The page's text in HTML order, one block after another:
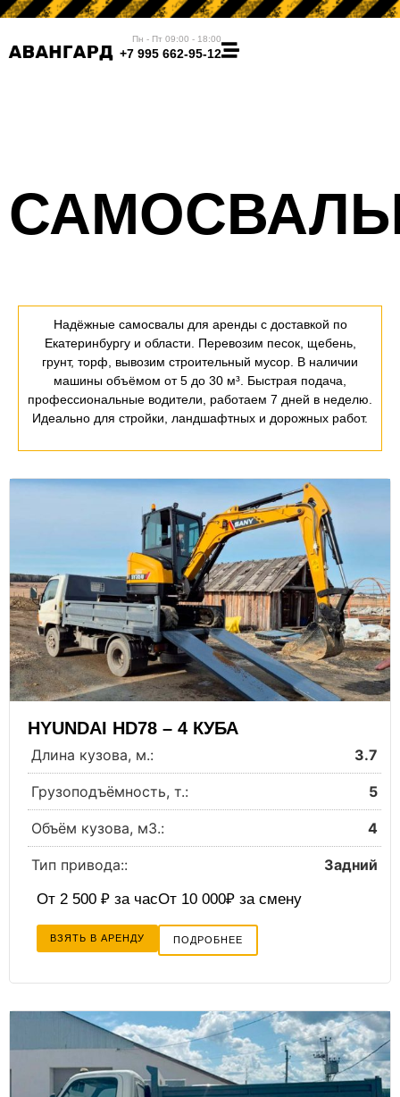
Пн - Пт 09:00 - 18:00
+7 995 662-95-12
Надёжные самосвалы для аренды с доставкой по
Екатеринбургу и области. Перевозим песок, щебень,
грунт, торф, вывозим строительный мусор. В наличии
машины объёмом от 5 до 30 м³. Быстрая подача,
профессиональные водители, работаем 7 дней в неделю.
Идеально для стройки, ландшафтных и дорожных работ.
HYUNDAI HD78 – 4 КУБА
Длина кузова, м.: 3.7
Грузоподъёмность, т.: 5
Объём кузова, м3.: 4
Тип привода:: Задний
От 2 500 ₽ за часОт 10 000₽ за смену
ВЗЯТЬ В АРЕНДУ ПОДРОБНЕЕ